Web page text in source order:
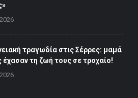
τραγωδία στις Σέρρες: μαμά
έχασαν τη ζωή τους σε τροχαίο!